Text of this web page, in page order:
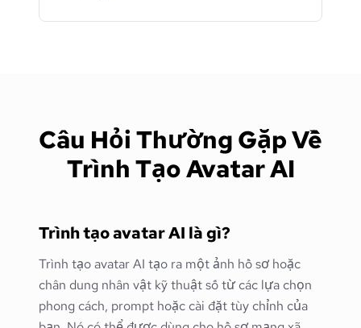
Câu Hỏi Thường Gặp Về
Trình Tạo Avatar AI
Trình tạo avatar AI là gì?
Trình tạo avatar AI tạo ra một ảnh hồ sơ hoặc
chân dung nhân vật kỹ thuật số từ các lựa chọn
phong cách, prompt hoặc cài đặt tùy chỉnh của